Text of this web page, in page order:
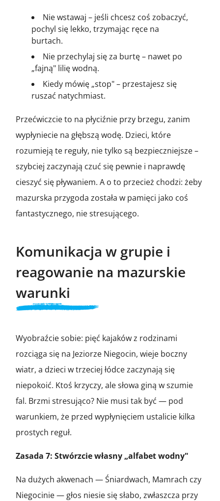
Nie wstawaj – jeśli chcesz coś zobaczyć,
pochyl się lekko, trzymając ręce na
burtach.
Nie przechylaj się za burtę – nawet po
„fajną" lilię wodną.
Kiedy mówię „stop" – przestajesz się
ruszać natychmiast.
Przećwiczcie to na płyciźnie przy brzegu, zanim
wypłyniecie na głębszą wodę. Dzieci, które
rozumieją te reguły, nie tylko są bezpieczniejsze –
szybciej zaczynają czuć się pewnie i naprawdę
cieszyć się pływaniem. A o to przecież chodzi: żeby
mazurska przygoda została w pamięci jako coś
fantastycznego, nie stresującego.
Komunikacja w grupie i
reagowanie na mazurskie
warunki
Wyobraźcie sobie: pięć kajaków z rodzinami
rozciąga się na Jeziorze Niegocin, wieje boczny
wiatr, a dzieci w trzeciej łódce zaczynają się
niepokoić. Ktoś krzyczy, ale słowa giną w szumie
fal. Brzmi stresująco? Nie musi tak być — pod
warunkiem, że przed wypłynięciem ustalicie kilka
prostych reguł.
Zasada 7: Stwórzcie własny „alfabet wodny"
Na dużych akwenach — Śniardwach, Mamrach czy
Niegocinie — głos niesie się słabo, zwłaszcza przy